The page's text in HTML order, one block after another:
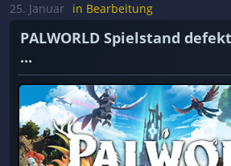
25. Januar in Bearbeitung
PALWORLD Spielstand
...